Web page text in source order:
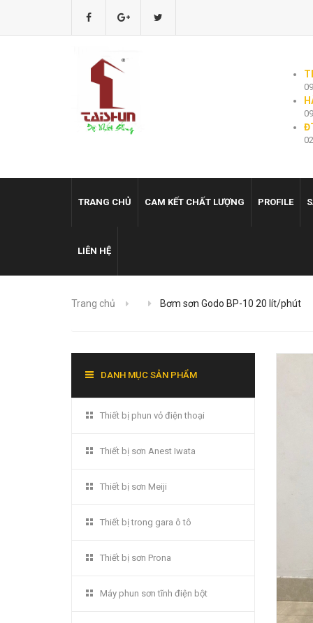
TRANG CHỦ CAM KẾT CHẤT LƯỢNG PROFILE
LIÊN HỆ
Trang chủ Bơm sơn Godo BP-10 20 lít/phút
DANH MỤC SẢN PHẨM
Thiết bị phun vỏ điện thoại
Thiết bị sơn Anest Iwata
Thiết bị sơn Meiji
Thiết bị trong gara ô tô
Thiết bị sơn Prona
Máy phun sơn tĩnh điện bột